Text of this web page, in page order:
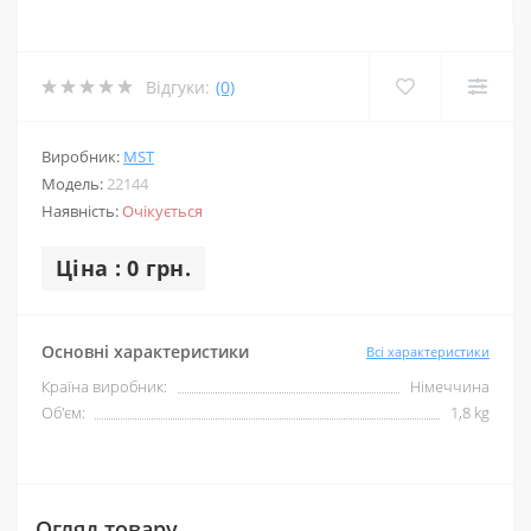
Відгуки: (0)
Виробник: MST
Модель:22144
Наявність:Очікується
Ціна : 0 грн.
Основні характеристики Всі характеристики
Країна виробник:
Німеччина
Об'єм:
1,8 kg